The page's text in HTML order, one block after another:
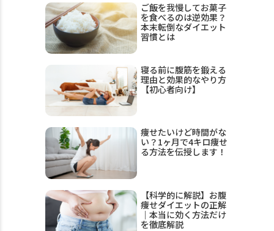
ご飯を我慢してお菓子
を食べるのは逆効果？
本末転倒なダイエット
習慣とは
寝る前に腹筋を鍛える
理由と効果的なやり方
【初心者向け】
痩せたいけど時間がな
い？1ヶ月で4キロ痩せ
る方法を伝授します！
【科学的に解説】お腹
痩せダイエットの正解
｜本当に効く方法だけ
を徹底解説